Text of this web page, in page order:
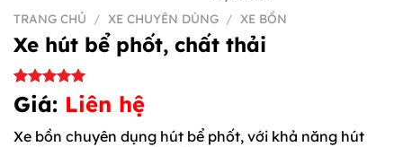
TRANG CHỦ / XE CHUYÊN DÙNG / XE BỒN
Xe hút bể phốt, chất thải
5.00 trên 5
dựa trên
1
đánh giá
Giá: Liên hệ
Xe bồn chuyên dụng hút bể phốt, với khả năng hút